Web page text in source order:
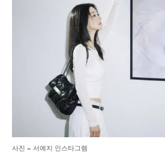
사진 = 서예지 인스타그램